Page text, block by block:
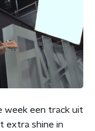
week een track uit
extra shine in